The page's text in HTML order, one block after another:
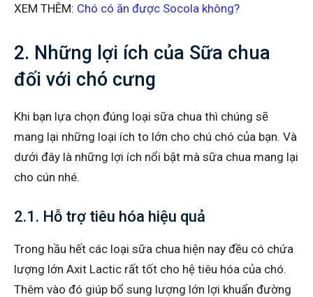
XEM THÊM: Chó có ăn được Socola không?
2. Những lợi ích của Sữa chua
đối với chó cưng
Khi bạn lựa chọn đúng loại sữa chua thì chúng sẽ
mang lại những loại ích to lớn cho chú chó của bạn. Và
dưới đây là những lợi ích nổi bật mà sữa chua mang lại
cho cún nhé.
2.1. Hỗ trợ tiêu hóa hiệu quả
Trong hầu hết các loại sữa chua hiện nay đều có chứa
lượng lớn Axit Lactic rất tốt cho hệ tiêu hóa của chó.
Thêm vào đó giúp bổ sung lượng lớn lợi khuẩn đường